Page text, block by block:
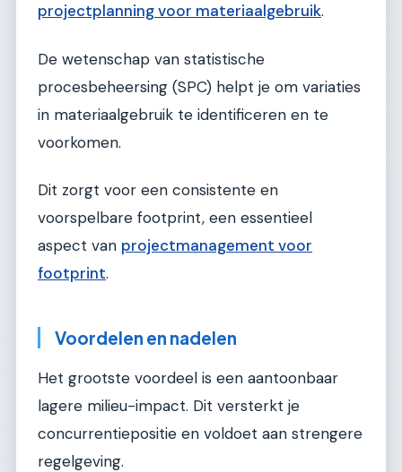
projectplanning voor materiaalgebruik.
De wetenschap van statistische
procesbeheersing (SPC) helpt je om variaties
in materiaalgebruik te identificeren en te
voorkomen.
Dit zorgt voor een consistente en
voorspelbare footprint, een essentieel
aspect van projectmanagement voor
footprint.
Voordelen en nadelen
Het grootste voordeel is een aantoonbaar
lagere milieu-impact. Dit versterkt je
concurrentiepositie en voldoet aan strengere
regelgeving.